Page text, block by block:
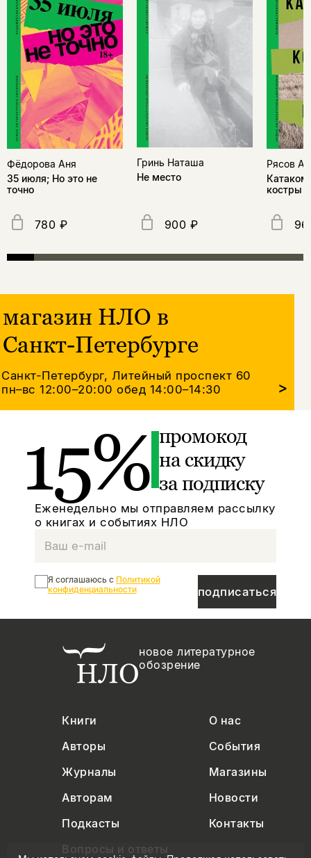
Фёдорова Аня
35 июля; Но это не
точно
780 ₽
Гринь Наташа
Не место
900 ₽
Рясов
костры
магазин НЛО в
Санкт-Петербурге
Санкт-Петербург, Литейный проспект 60
пн–вс 12:00–20:00обед 14:00–14:30 >
15% промокод
на скидку
за подписку
Еженедельно мы отправляем рассылку
о книгах и событиях НЛО
подписаться
Я соглашаюсь с Политикой
конфиденциальности
новое литературное
обозрение
Книги
О нас
Авторы
События
Журналы
Магазины
Авторам
Новости
Подкасты
Контакты
Вопросы и ответы